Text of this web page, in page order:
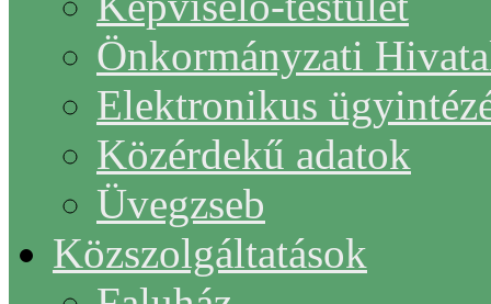
Önkormányzati
Elektronikus
Közérdekű adatok
Üvegzseb
Közszolgáltatások